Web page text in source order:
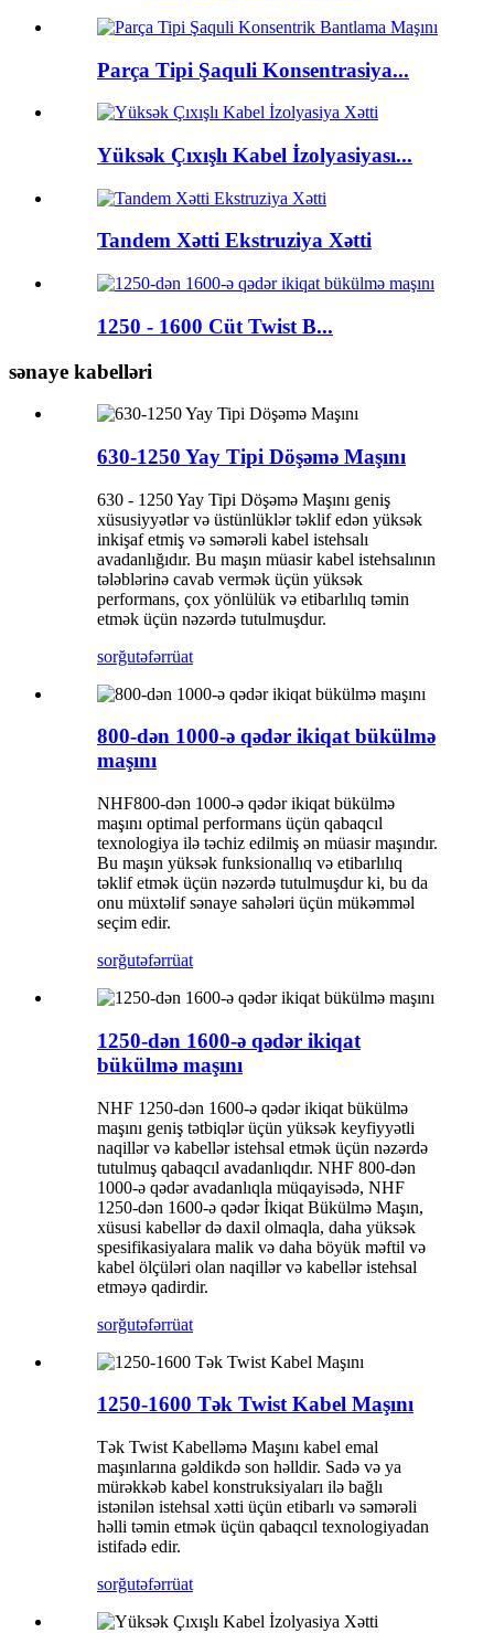
Parça Tipi Şaquli Konsentrasiya...
Yüksək Çıxışlı Kabel İzolyasiyası...
Tandem Xətti Ekstruziya Xətti
1250 - 1600 Cüt Twist B...
sənaye kabelləri
630-1250 Yay Tipi Döşəmə Maşını
630 - 1250 Yay Tipi Döşəmə Maşını geniş
xüsusiyyətlər və üstünlüklər təklif edən yüksək
inkişaf etmiş və səmərəli kabel istehsalı
avadanlığıdır. Bu maşın müasir kabel istehsalının
tələblərinə cavab vermək üçün yüksək
performans, çox yönlülük və etibarlılıq təmin
etmək üçün nəzərdə tutulmuşdur.
sorğutəfərrüat
800-dən 1000-ə qədər ikiqat bükülmə
maşını
NHF800-dən 1000-ə qədər ikiqat bükülmə
maşını optimal performans üçün qabaqcıl
texnologiya ilə təchiz edilmiş ən müasir maşındır.
Bu maşın yüksək funksionallıq və etibarlılıq
təklif etmək üçün nəzərdə tutulmuşdur ki, bu da
onu müxtəlif sənaye sahələri üçün mükəmməl
seçim edir.
sorğutəfərrüat
1250-dən 1600-ə qədər ikiqat
bükülmə maşını
NHF 1250-dən 1600-ə qədər ikiqat bükülmə
maşını geniş tətbiqlər üçün yüksək keyfiyyətli
naqillər və kabellər istehsal etmək üçün nəzərdə
tutulmuş qabaqcıl avadanlıqdır. NHF 800-dən
1000-ə qədər avadanlıqla müqayisədə, NHF
1250-dən 1600-ə qədər İkiqat Bükülmə Maşın,
xüsusi kabellər də daxil olmaqla, daha yüksək
spesifikasiyalara malik və daha böyük məftil və
kabel ölçüləri olan naqillər və kabellər istehsal
etməyə qadirdir.
sorğutəfərrüat
1250-1600 Tək Twist Kabel Maşını
Tək Twist Kabelləmə Maşını kabel emal
maşınlarına gəldikdə son həlldir. Sadə və ya
mürəkkəb kabel konstruksiyaları ilə bağlı
istənilən istehsal xətti üçün etibarlı və səmərəli
həlli təmin etmək üçün qabaqcıl texnologiyadan
istifadə edir.
sorğutəfərrüat